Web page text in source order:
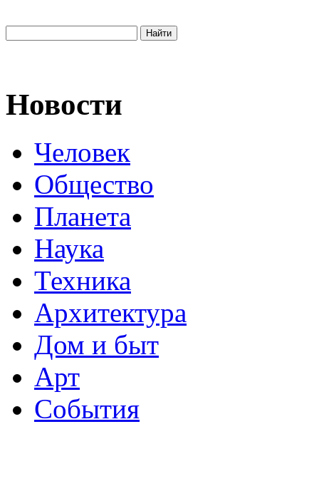
Новости
Человек
Общество
Планета
Наука
Техника
Архитектура
Дом и быт
Арт
События